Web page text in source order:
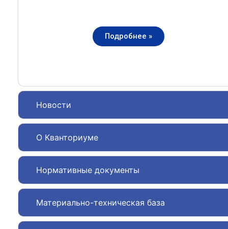
Новости
О Кванториуме
Нормативные документы
Материально-техническая база
Подробнее »